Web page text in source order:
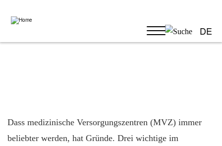
content
DE
Dass medizinische Versorgungszentren (MVZ) immer
beliebter werden, hat Gründe. Drei wichtige im